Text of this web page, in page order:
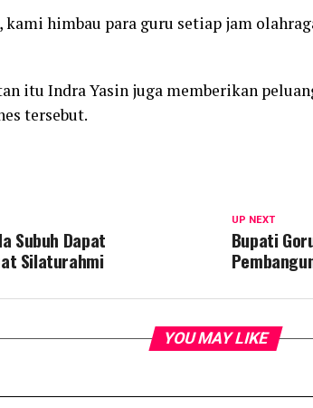
kami himbau para guru setiap jam
itu Indra Yasin juga memberikan
tersebut.
UP NEXT
Bupati
Subuh Dapat
Silaturahmi
YOU MAY LIKE